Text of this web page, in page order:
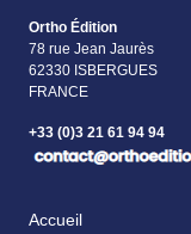
Ortho Édition
78 rue Jean Jaurès
62330 ISBERGUES
FRANCE
+33 (0)3 21 61 94 94
Accueil